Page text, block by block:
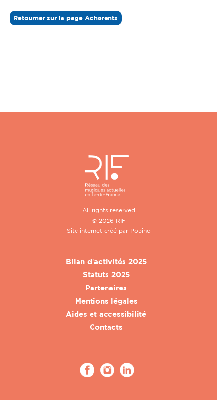
Retourner sur la page Adhérents
All rights reserved
© 2026 RIF
Site internet créé par Popino
Bilan d’activités 2025
Statuts 2025
Partenaires
Mentions légales
Aides et accessibilité
Contacts